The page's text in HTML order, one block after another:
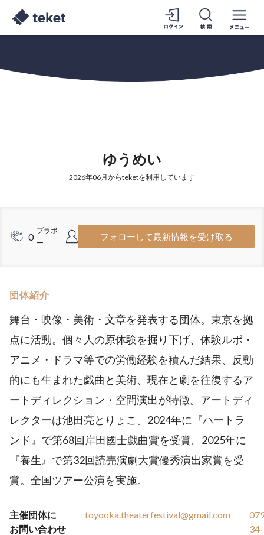
ゆうめい
2026年06月からteketを利用しています
0
ブラボ
ー
ー
フォローして最新情報を受け取る
団体紹介
舞台・映像・美術・文章を発表する団体。東京を拠
点に活動。個々人の原体験を掘り下げ、体験ルポ・
アニメ・ドラマ等での労働経験を積んだ結果、反動
的にも生まれた戯曲と美術、現在と劇を往復するア
ートディレクション・空間演出が特徴。アートディ
レクターは池田亮とりょこ。2024年に『ハートラ
ンド』で第68回岸田國士戯曲賞を受賞。2025年に
『養生』で第32回読売演劇大賞優秀演出家賞を受
賞。全国ツアー公演を実施。
主催団体に
お問い合わせ
toyooka.theaterfestival@gmail.com
34-